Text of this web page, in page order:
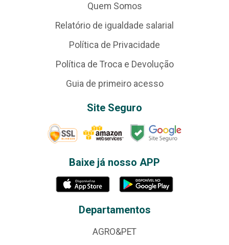
Quem Somos
Relatório de igualdade salarial
Política de Privacidade
Política de Troca e Devolução
Guia de primeiro acesso
Site Seguro
Baixe já nosso APP
Departamentos
AGRO&PET